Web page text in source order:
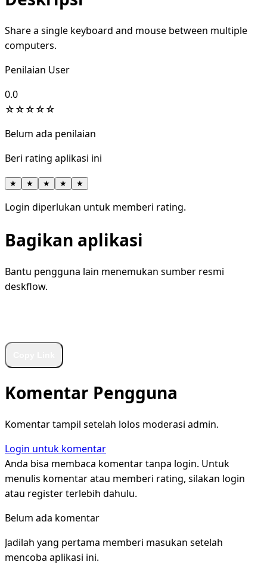
Share a single keyboard and mouse between multiple
computers.
Penilaian User
0.0
☆☆☆☆☆
Belum ada penilaian
Beri rating aplikasi ini
★ ★ ★ ★ ★
Login diperlukan untuk memberi rating.
Bagikan aplikasi
Bantu pengguna lain menemukan sumber resmi
deskflow.
Komentar Pengguna
Komentar tampil setelah lolos moderasi admin.
Login untuk komentar
Anda bisa membaca komentar tanpa login. Untuk
menulis komentar atau memberi rating, silakan login
atau register terlebih dahulu.
Belum ada komentar
Jadilah yang pertama memberi masukan setelah
mencoba aplikasi ini.